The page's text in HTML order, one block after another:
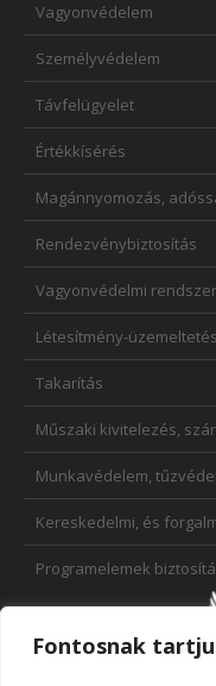
Fontosnak
Vagyonvédelem
Személyvédelem
Távfelügyelet
Értékkísérés
Magánnyomozás,
Rendezvénybiztosítás
Vagyonvédelmi
Létesítmény-üzemeltetés
Takarítás
Műszaki kivitelezés,
Munkavédelem,
Kereskedelmi, és
Programelemek